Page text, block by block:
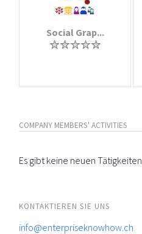
Social Grap...
COMPANY MEMBERS' ACTIVITIES
Es gibt keine neuen Tätigkeiten.
KONTAKTIEREN SIE UNS
info@enterpriseknowhow.ch